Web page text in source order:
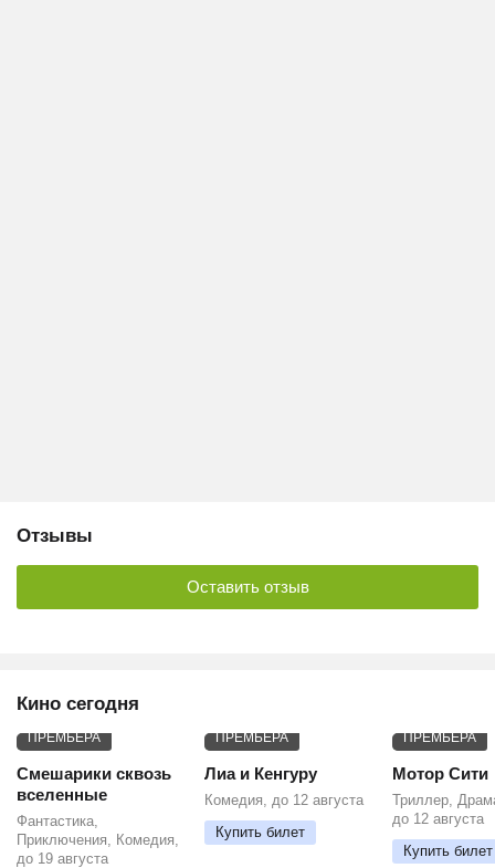
Отзывы
Оставить отзыв
Кино сегодня
ПРЕМЬЕРА
Смешарики сквозь
вселенные
Фантастика,
Приключения, Комедия,
до 19 августа
ПРЕМЬЕРА
Лиа и Кенгуру
Комедия, до 12 августа
Купить билет
ПРЕМЬЕРА
Мотор Сити
Триллер,
до 12 августа
Купить билет